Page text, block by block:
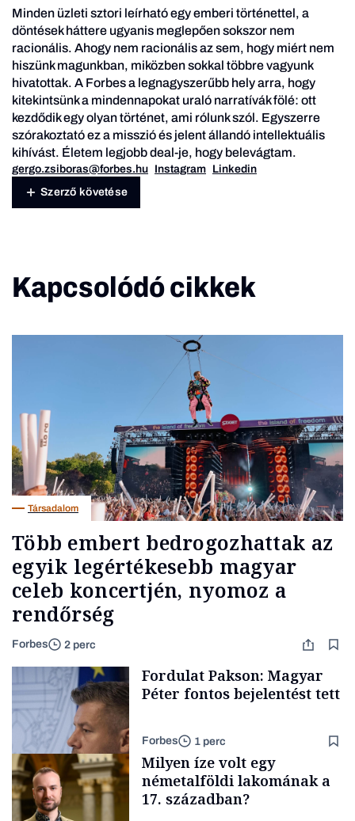
Minden üzleti sztori leírható egy emberi történettel, a
döntések háttere ugyanis meglepően sokszor nem
racionális. Ahogy nem racionális az sem, hogy miért nem
hiszünk magunkban, miközben sokkal többre vagyunk
hivatottak. A Forbes a legnagyszerűbb hely arra, hogy
kitekintsünk a mindennapokat uraló narratívák fölé: ott
kezdődik egy olyan történet, ami rólunk szól. Egyszerre
szórakoztató ez a misszió és jelent állandó intellektuális
kihívást. Életem legjobb deal-je, hogy belevágtam.
gergo.zsiboras@forbes.hu Instagram Linkedin
Szerző követése
Kapcsolódó cikkek
Társadalom
Több embert bedrogozhattak az
egyik legértékesebb magyar
celeb koncertjén, nyomoz a
rendőrség
Forbes 2 perc
Fordulat Pakson: Magyar
Péter fontos bejelentést tett
Forbes 1 perc
Milyen íze volt egy
németalföldi lakomának a
17. században?